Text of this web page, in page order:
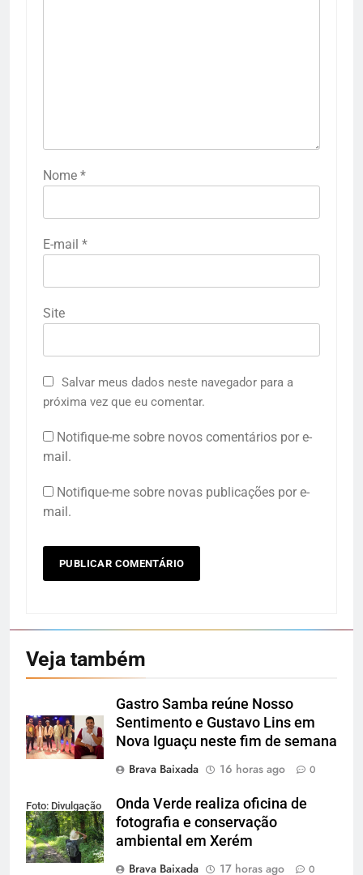
Nome *
E-mail *
Site
Salvar meus dados neste navegador para a
próxima vez que eu comentar.
Notifique-me sobre novos comentários por e-
mail.
Notifique-me sobre novas publicações por e-
mail.
Veja também
Gastro Samba reúne Nosso
Sentimento e Gustavo Lins em
Nova Iguaçu neste fim de semana
Brava Baixada
16 horas ago 0
Foto: Divulgação
Onda Verde realiza oficina de
fotografia e conservação
ambiental em Xerém
Brava Baixada
17 horas ago 0